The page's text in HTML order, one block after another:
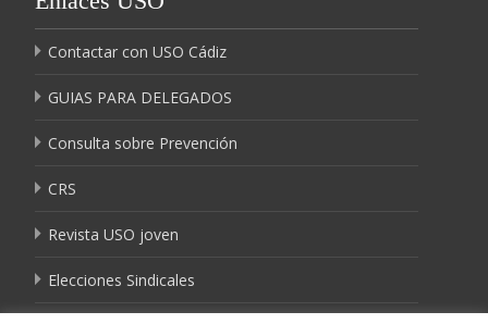
Contactar con USO Cádiz
GUIAS PARA DELEGADOS
Consulta sobre Prevención
CRS
Revista USO joven
Elecciones Sindicales